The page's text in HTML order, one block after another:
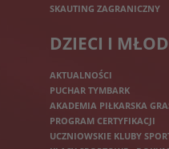
SKAUTING ZAGRANICZNY
DZIECI I
AKTUALNOŚCI
PUCHAR TYMBARK
AKADEMIA PIŁKARSKA
PROGRAM CERTYFIKACJI
UCZNIOWSKIE KLUBY